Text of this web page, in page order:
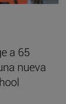
a 65
nueva